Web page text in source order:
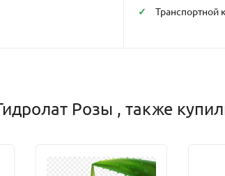
Транспортной
Розы , также